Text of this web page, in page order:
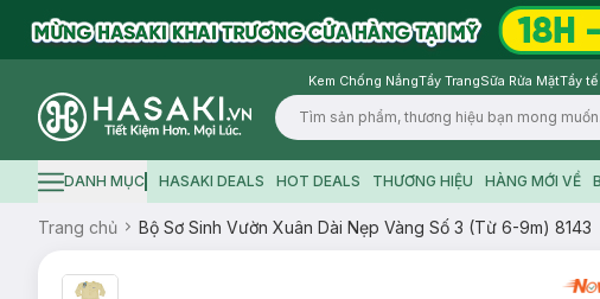
Kem Chống NắngTẩy TrangSữa Rửa MặtTẩy
Logo
Hamburger icon
DANH MỤC HASAKI DEALS HOT DEALS THƯƠNG HIỆU HÀNG MỚI VỀ
Trang chủ Bộ Sơ Sinh Vườn Xuân Dài Nẹp Vàng Số 3 (Từ 6-9m) 8143